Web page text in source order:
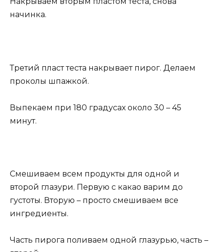
начинка.
Третий пласт теста накрывает пирог. Делаем
проколы шпажкой.
Выпекаем при 180 градусах около 30 – 45
минут.
Смешиваем всем продукты для одной и
второй глазури. Первую с какао варим до
густоты. Вторую – просто смешиваем все
ингредиенты.
Часть пирога поливаем одной глазурью, часть –